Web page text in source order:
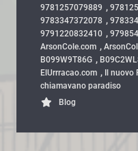
9781257079889 ,
9783347372078 ,
9791220832410 ,
ArsonCole.com ,
B099W9T86G ,
ElUrrracao.com , Il
chiamavano paradiso
Blog